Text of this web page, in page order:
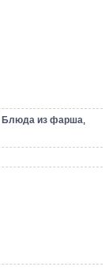
Блюда из фарша,